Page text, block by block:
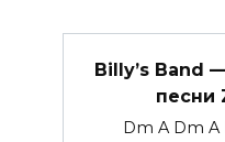
Billy’s Band
песни
Dm A Dm A